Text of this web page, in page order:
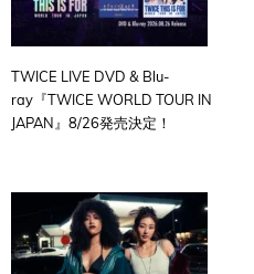
TWICE LIVE DVD & Blu-
ray『TWICEWORLD TOUR IN
JAPAN』8/26発売決定！